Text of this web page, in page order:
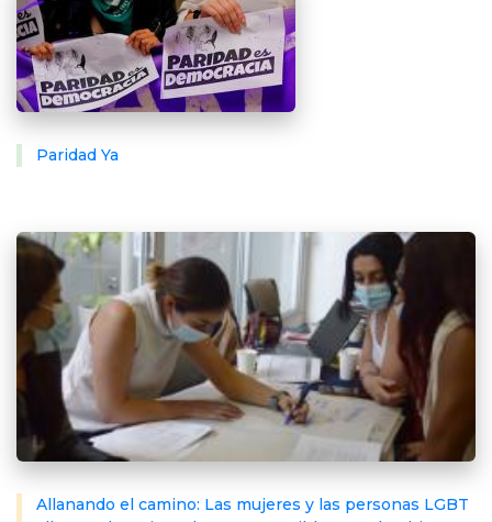
Paridad Ya
Allanando el camino: Las mujeres y las personas LGBT